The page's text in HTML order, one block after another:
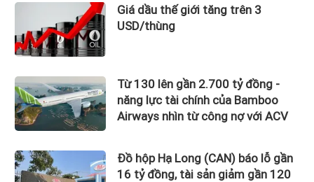
Giá dầu thế giới tăng trên 3
USD/thùng
Từ 130 lên gần 2.700 tỷ đồng -
năng lực tài chính của Bamboo
Airways nhìn từ công nợ với ACV
Đồ hộp Hạ Long (CAN) báo lỗ gần
16 tỷ đồng, tài sản giảm gần 120